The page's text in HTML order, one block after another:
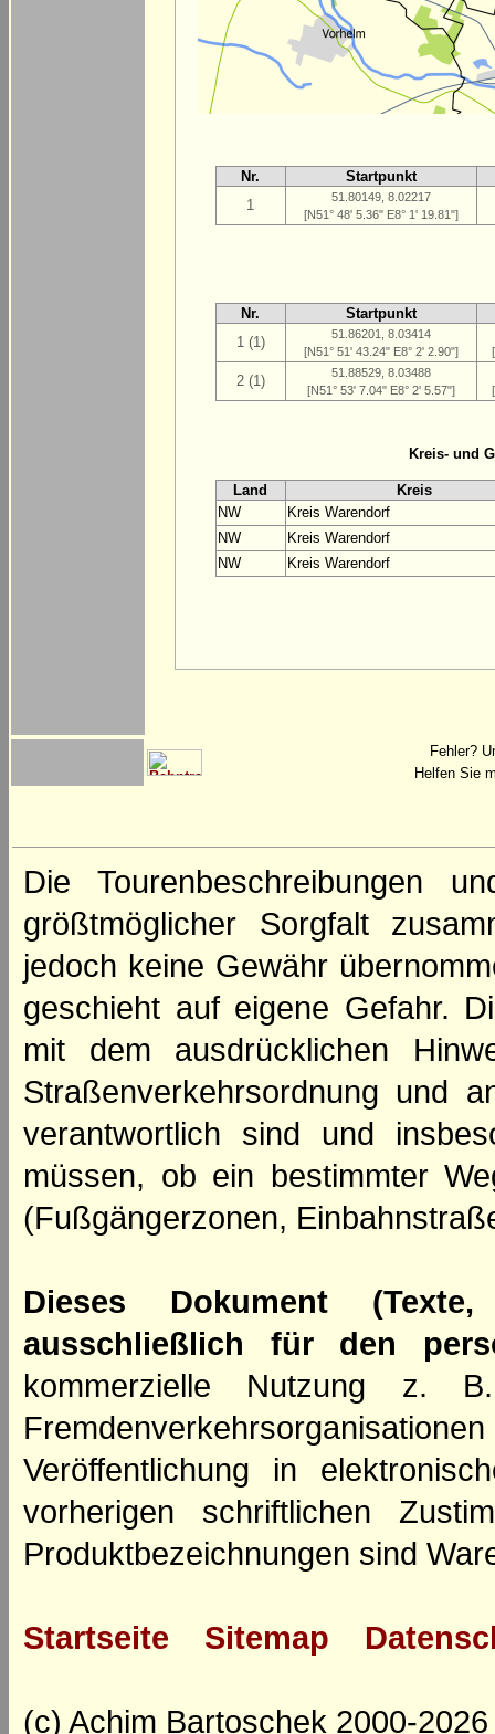
Nr.
Startpunkt
1
51.80149, 8.02217
[N51° 48' 5.36" E8° 1' 19.81"]
Nr.
Startpunkt
1 (1)
51.86201, 8.03414
[N51° 51' 43.24" E8° 2' 2.90"]
2 (1)
51.88529, 8.03488
[N51° 53' 7.04" E8° 2' 5.57"]
Kreis- und
Land
Kreis
NW
Kreis Warendorf
NW
Kreis Warendorf
NW
Kreis Warendorf
Fehler?
Helfen Sie
Die Tourenbeschreibungen
größtmöglicher Sorgfalt
jedoch keine Gewähr
geschieht auf eigene Gefahr.
mit dem ausdrücklichen
Straßenverkehrsordnung und
verantwortlich sind und
müssen, ob ein bestimmter
(Fußgängerzonen,
Dieses Dokument
ausschließlich für den
kommerzielle Nutzung z.
Veröffentlichung in
vorherigen schriftlichen
Produktbezeichnungen sind
Startseite Sitemap
(c) Achim Bartoschek 2000-2026